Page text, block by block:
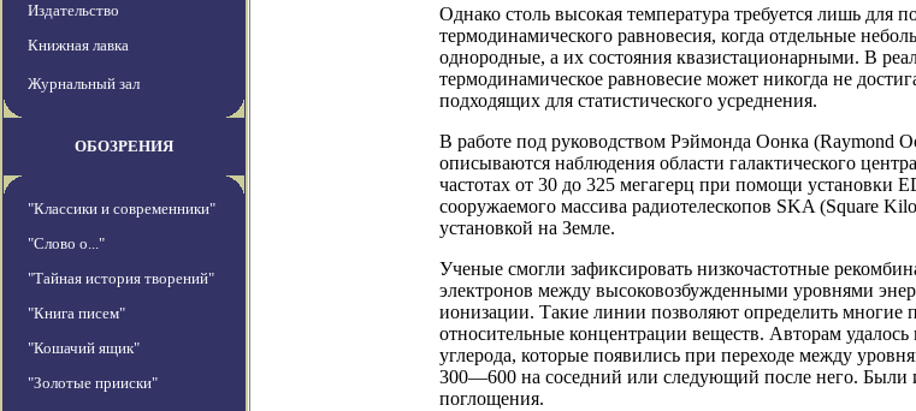
Издательство
Книжная лавка
Журнальный зал
ОБОЗРЕНИЯ
"Классики и современники"
"Слово о..."
"Тайная история творений"
"Книга писем"
"Кошачий ящик"
"Золотые прииски"
Однако столь высокая температура требуется лишь для
термодинамического равновесия, когда отдельные
однородные, а их состояния квазистационарными. В
термодинамическое равновесие может никогда не
подходящих для статистического усреднения.
В работе под руководством Рэймонда Оонка (Raymond
описываются наблюдения области галактического
частотах от 30 до 325 мегагерц при помощи установки
сооружаемого массива радиотелескопов SKA (Square
установкой на Земле.
Ученые смогли зафиксировать низкочастотные
электронов между высоковозбужденными уровнями
ионизации. Такие линии позволяют определить многие
относительные концентрации веществ. Авторам
углерода, которые появились при переходе между
300—600 на соседний или следующий после него. Были
поглощения.